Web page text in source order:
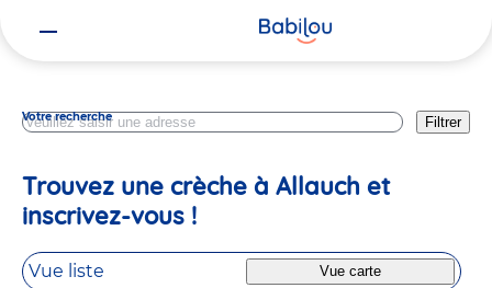
Votre recherche Filtrer
Trouvez une crèche à Allauch et
inscrivez-vous !
Vue liste Vue carte